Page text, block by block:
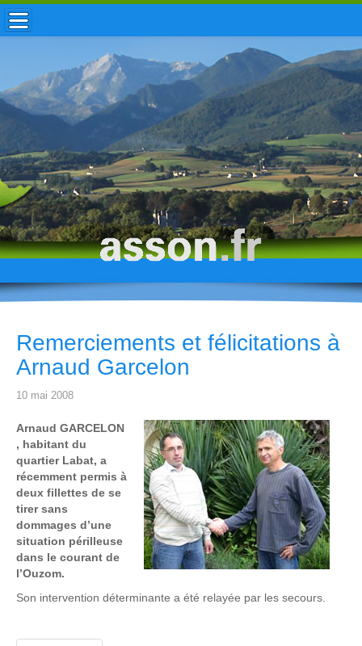
ACCUEIL / INFOS
MUNICIPALITÉ
VIE LOCALE
ENFANCE
TOURISME
HISTOIRE
Remerciements et félicitations à
Arnaud Garcelon
10 mai 2008
Arnaud GARCELON
, habitant du
quartier Labat, a
récemment permis à
deux fillettes de se
tirer sans
dommages d’une
situation périlleuse
dans le courant de
l’Ouzom.
Son intervention déterminante a été relayée par les secours.